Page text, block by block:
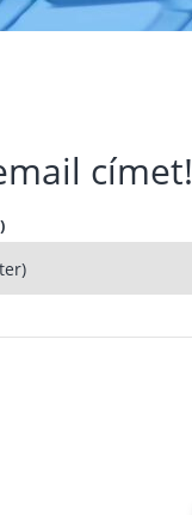
címet!